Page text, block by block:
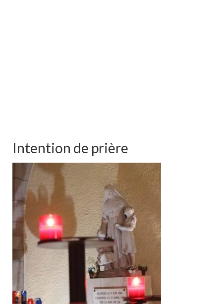
Intention de prière